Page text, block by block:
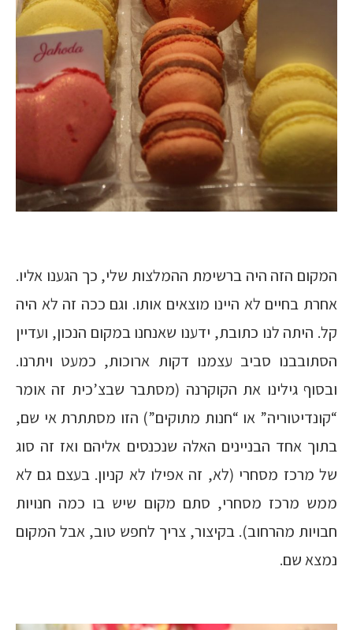
המקום הזה היה ברשימת ההמלצות שלי, כך הגענו אליו.
אחרת בחיים לא היינו מוצאים אותו. וגם ככה זה לא היה
קל. היתה לנו כתובת, ידענו שאנחנו במקום הנכון, ועדיין
הסתובבנו סביב עצמנו דקות ארוכות, כמעט ויתרנו.
ובסוף גילינו את הקוקרנה (מסתבר שבצ’כית זה אומר
“קונדיטוריה” או “חנות מתוקים”) הזו מסתתרת אי שם,
בתוך אחד הבניינים האלה שנכנסים אליהם ואז זה סוג
של מרכז מסחרי (לא, זה אפילו לא קניון. בעצם גם לא
ממש מרכז מסחרי, סתם מקום שיש בו כמה חנויות
חבויות מהרחוב). בקיצור, צריך לחפש טוב, אבל המקום
נמצא שם.